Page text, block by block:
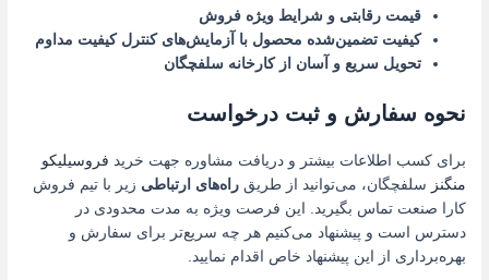
قیمت رقابتی و شرایط ویژه فروش
کیفیت تضمین‌شده محصول با آزمایش‌های کنترل کیفیت مداوم
تحویل سریع و آسان از کارخانه سلفچگان
نحوه سفارش و ثبت درخواست
برای کسب اطلاعات بیشتر و دریافت مشاوره جهت خرید فروسیلیکو
منگنز سلفچگان، می‌توانید از طریقراه‌های ارتباطی زیر با تیم فروش
کارا صنعت تماس بگیرید. این فرصت ویژه به مدت محدودی در
دسترس است و پیشنهاد می‌کنیم هر چه سریع‌تر برای سفارش و
بهره‌برداری از این پیشنهاد خاص اقدام نمایید.